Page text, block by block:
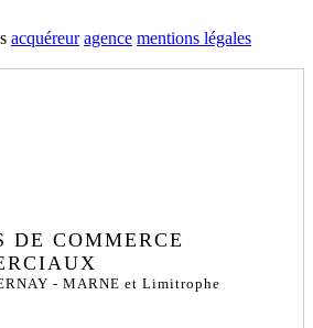
acquéreur agence mentions légales
DE COMMERCE
- MARNE et Limitrophe